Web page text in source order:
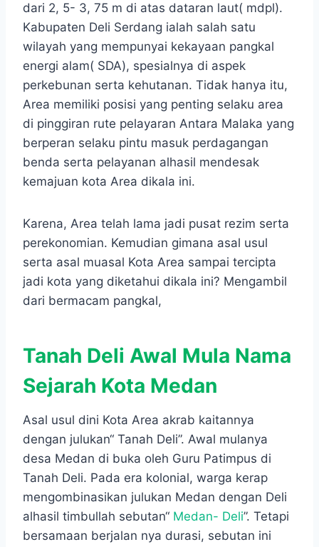
dari 2, 5- 3, 75 m di atas dataran laut( mdpl).
Kabupaten Deli Serdang ialah salah satu
wilayah yang mempunyai kekayaan pangkal
energi alam( SDA), spesialnya di aspek
perkebunan serta kehutanan. Tidak hanya itu,
Area memiliki posisi yang penting selaku area
di pinggiran rute pelayaran Antara Malaka yang
berperan selaku pintu masuk perdagangan
benda serta pelayanan alhasil mendesak
kemajuan kota Area dikala ini.
Karena, Area telah lama jadi pusat rezim serta
perekonomian. Kemudian gimana asal usul
serta asal muasal Kota Area sampai tercipta
jadi kota yang diketahui dikala ini? Mengambil
dari bermacam pangkal,
Tanah Deli Awal Mula Nama
Sejarah Kota Medan
Asal usul dini Kota Area akrab kaitannya
dengan julukan“ Tanah Deli”. Awal mulanya
desa Medan di buka oleh Guru Patimpus di
Tanah Deli. Pada era kolonial, warga kerap
mengombinasikan julukan Medan dengan Deli
alhasil timbullah sebutan“ Medan- Deli”. Tetapi
bersamaan berjalan nya durasi, sebutan ini